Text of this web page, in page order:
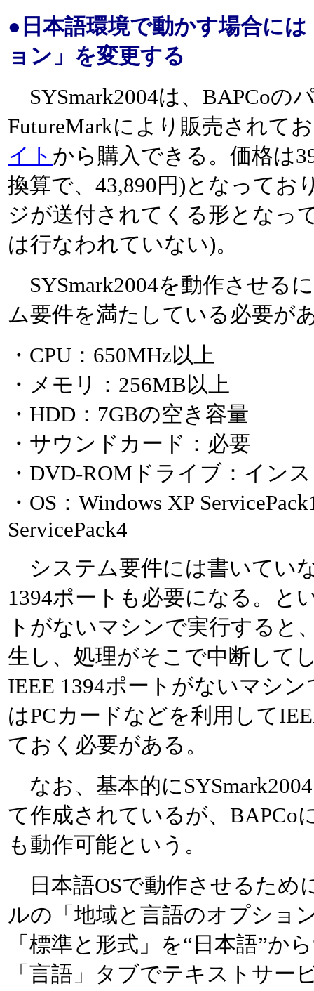
●日本語環境で動かす場合に
ョン」を変更する
SYSmark2004は、BAPCoの
FutureMarkにより販売されて
イト から購入できる。価格は
換算で、43,890円)となってお
ジが送付されてくる形となっ
は行なわれていない)。
SYSmark2004を動作させる
ム要件を満たしている必要が
・CPU：650MHz以上
・メモリ：256MB以上
・HDD：7GBの空き容量
・サウンドカード：必要
・DVD-ROMドライブ：イン
・OS：Windows XP
ServicePack4
システム要件には書いてい
1394ポートも必要になる。と
トがないマシンで実行すると
生し、処理がそこで中断して
IEEE 1394ポートがないマシ
はPCカードなどを利用して
ておく必要がある。
なお、基本的に
て作成されているが、BAPCo
も動作可能という。
日本語OSで動作させるため
ルの「地域と言語のオプショ
「標準と形式」を“日本語”か
「言語」タブでテキストサー